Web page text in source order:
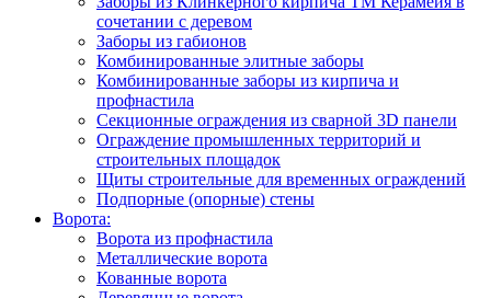
сочетании с деревом
Заборы из габионов
Комбинированные элитные заборы
Комбинированные заборы из кирпича и
профнастила
Секционные ограждения из сварной 3D панели
Ограждение промышленных территорий и
строительных площадок
Щиты строительные для временных ограждений
Подпорные (опорные) стены
Ворота:
Ворота из профнастила
Металлические ворота
Кованные ворота